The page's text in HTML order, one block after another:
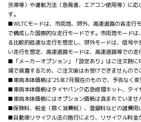
渋滞等）や運転方法（急発進、エアコン使用等）に応
す。
■WLTCモードは、市街地、郊外、高速道路の各走行
で構成した国際的な走行モードです。市街地モード
る比較的低速な走行を想定し、郊外モードは、信号
い走行を想定、高速道路モードは、高速道路等での走
■「メーカーオプション」「設定あり」はご注文時に
場で装着するため、ご注文後はお受けできませんので
■車両本体価格は’25年7月現在のもので、予告なく変
■車両本体価格はタイヤパンク応急修理キット、タイ
■車両本体価格にはオプション価格は含まれていませ
■保険料、税金（除く消費税）、登録料などの諸費用
■自動車リサイクル法の施行により、リサイクル料金